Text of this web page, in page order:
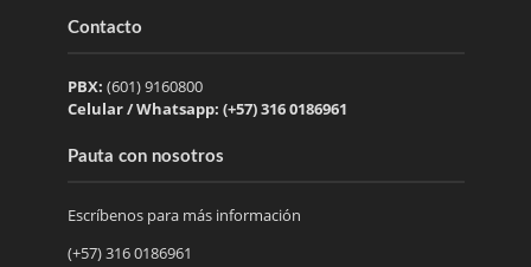
Contacto
PBX: (601) 9160800
Celular / Whatsapp: (+57) 316 0186961
Pauta con nosotros
Escríbenos para más información
(+57) 316 0186961